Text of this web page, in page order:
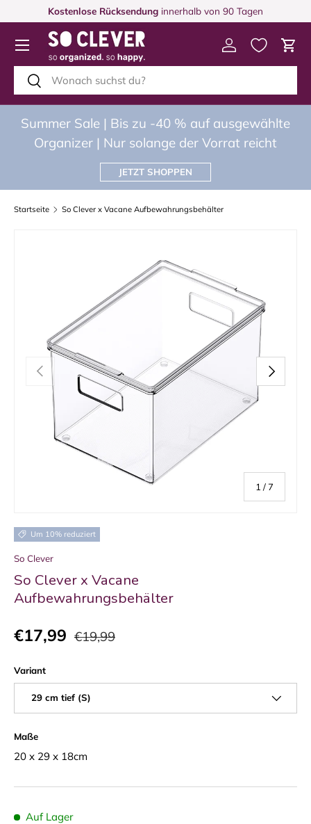
DIREKT ZUM INHALT
Kostenlose Rücksendung innerhalb von 90 Tagen
Suchen
Suchen
Einloggen
Menü
Summer Sale | Bis zu -40 % auf ausgewählte
Organizer | Nur solange der Vorrat reicht
JETZT SHOPPEN
Startseite So Clever x Vacane Aufbewahrungsbehälter
VORHERIGE
1 / von
7
NÄCHSTE
Um 10% reduziert
So Clever
So Clever x Vacane
Aufbewahrungsbehälter
€17,99 €19,99
Variant
29 cm tief (S)
Maße
20 x 29 x 18cm
Auf Lager